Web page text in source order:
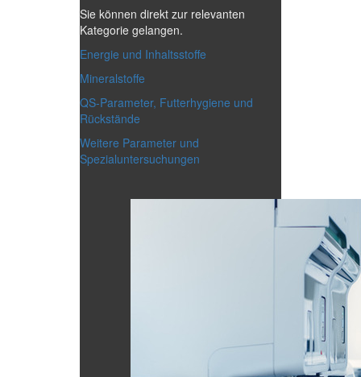
Sie können direkt zur relevanten
Kategorie gelangen.
Energie und Inhaltsstoffe
Mineralstoffe
QS-Parameter, Futterhygiene und
Rückstände
Weitere Parameter und
Spezialuntersuchungen